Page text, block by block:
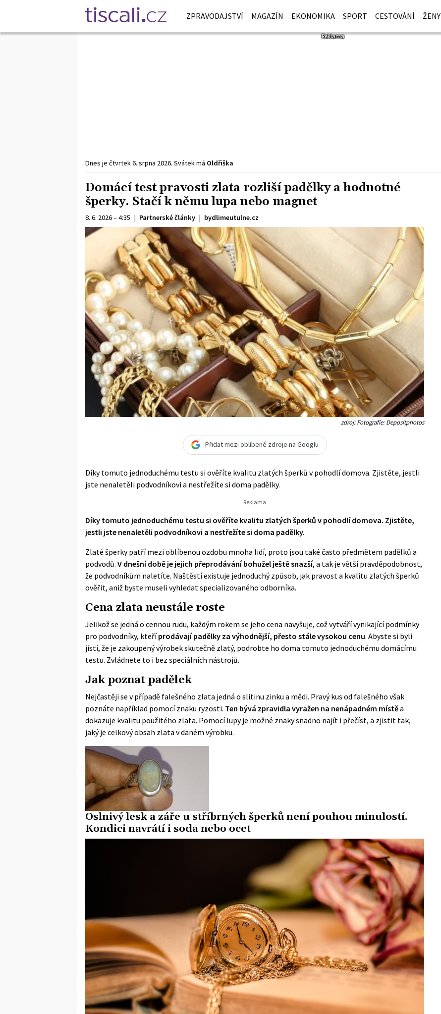
ZPRAVODAJSTVÍ MAGAZÍN EKONOMIKA SPORT CESTOVÁNÍ ŽENY
Dnes je čtvrtek6. srpna 2026. Svátek má Oldřiška
Domácí test pravosti zlata rozliší padělky a hodnotné
šperky. Stačí k němu lupa nebo magnet
8. 6. 2026 – 4:35 | Partnerské články | bydlimeutulne.cz
zdroj: Fotografie: Depositphotos
Přidat mezi oblíbené zdroje na Googlu
Díky tomuto jednoduchému testu si ověříte kvalitu zlatých šperků v pohodlí domova. Zjistěte, jestli
jste nenaletěli podvodníkovi a nestřežíte si doma padělky.
Díky tomuto jednoduchému testu si ověříte kvalitu zlatých šperků v pohodlí domova. Zjistěte,
jestli jste nenaletěli podvodníkovi a nestřežíte si doma padělky.
Zlaté šperky patří mezi oblíbenou ozdobu mnoha lidí, proto jsou také často předmětem padělků a
podvodů. V dnešní době je jejich přeprodávání bohužel ještě snazší, a tak je větší pravděpodobnost,
že podvodníkům naletíte. Naštěstí existuje jednoduchý způsob, jak pravost a kvalitu zlatých šperků
ověřit, aniž byste museli vyhledat specializovaného odborníka.
Cena zlata neustále roste
Jelikož se jedná o cennou rudu, každým rokem se jeho cena navyšuje, což vytváří vynikající podmínky
pro podvodníky, kteříprodávají padělky za výhodnější, přesto stále vysokou cenu. Abyste si byli
jistí, že je zakoupený výrobek skutečně zlatý, podrobte ho doma tomuto jednoduchému domácímu
testu. Zvládnete to i bez speciálních nástrojů.
Jak poznat padělek
Nejčastěji se v případě falešného zlata jedná o slitinu zinku a mědi. Pravý kus od falešného však
poznáte například pomocí znaku ryzosti. Ten bývá zpravidla vyražen na nenápadném místěa
dokazuje kvalitu použitého zlata. Pomocí lupy je možné znaky snadno najít i přečíst, a zjistit tak,
jaký je celkový obsah zlata v daném výrobku.
Oslnivý lesk a záře u stříbrných šperků není pouhou minulostí.
Kondici navrátí i soda nebo ocet